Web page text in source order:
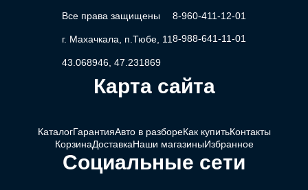
Все права защищены
г. Махачкала, п.Тюбе, 11
43.068946, 47.231869
8-960-411-12-01
8-988-641-11-01
Карта сайта
КаталогГарантияАвто в разбореКак купитьКонтакты
КорзинаДоставкаНаши магазиныИзбранное
Социальные сети